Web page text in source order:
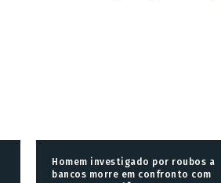
Homem investigado por roubos a
bancos morre em confronto com